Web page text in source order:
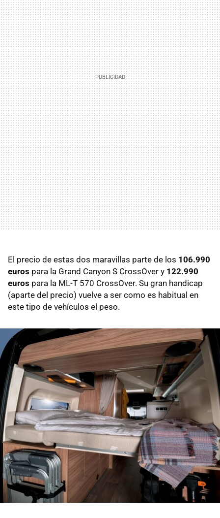
El precio de estas dos maravillas parte de los 106.990
euros para la Grand Canyon S CrossOver y 122.990
euros para la ML-T 570 CrossOver. Su gran handicap
(aparte del precio) vuelve a ser como es habitual en
este tipo de vehículos el peso.